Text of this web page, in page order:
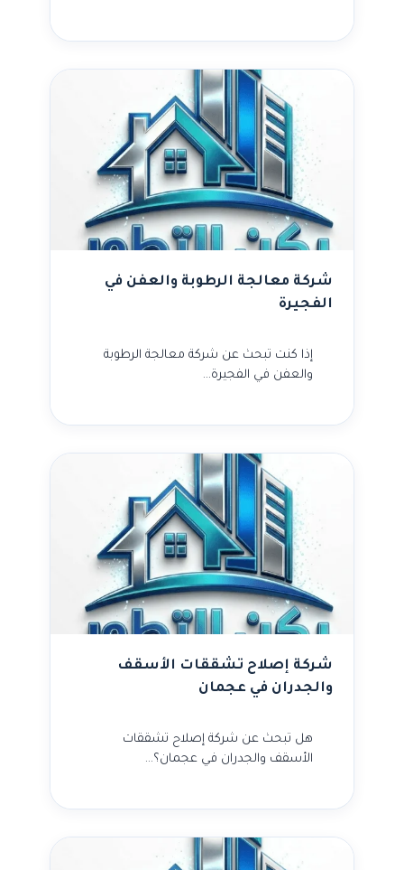
شركة معالجة الرطوبة والعفن في
الفجيرة
إذا كنت تبحث عن شركة معالجة الرطوبة
والعفن في الفجيرة…
شركة إصلاح تشققات الأسقف
والجدران في عجمان
هل تبحث عن شركة إصلاح تشققات
الأسقف والجدران في عجمان؟…